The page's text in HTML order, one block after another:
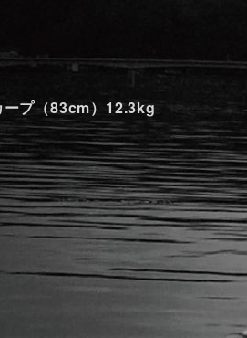
プ（83cm）12.3kg